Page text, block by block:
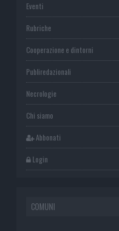
Eventi
Rubriche
Cooperazione e dintorni
Publiredazionali
Necrologie
Chi siamo
Abbonati
Login
COMUNI